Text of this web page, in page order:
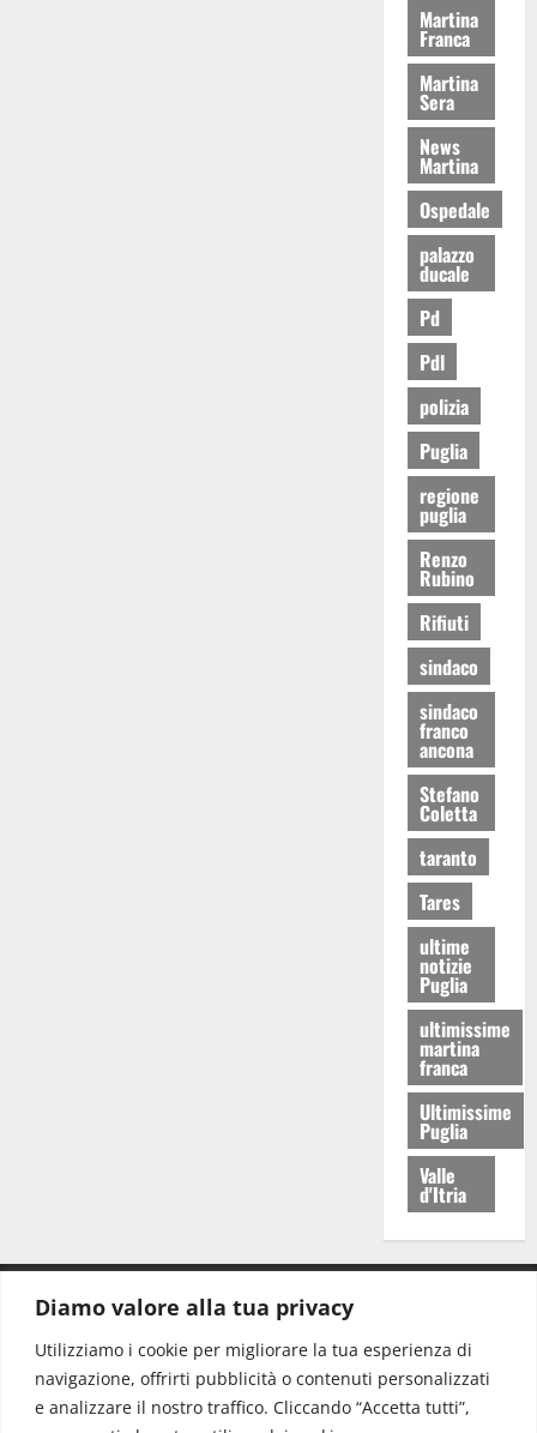
Diamo valore alla tua privacy
Utilizziamo i cookie per migliorare la tua esperienza di
navigazione, offrirti pubblicità o contenuti personalizzati
e analizzare il nostro traffico. Cliccando “Accetta tutti”,
Martina
Franca
Martina
Sera
News
Martina
Ospedale
palazzo
ducale
Pd
Pdl
polizia
Puglia
regione
puglia
Renzo
Rubino
Rifiuti
sindaco
sindaco
franco
ancona
Stefano
Coletta
taranto
Tares
ultime
notizie
Puglia
ultimissime
martina
franca
Ultimissime
Puglia
Valle
d'Itria
Redazione: redazione@www.martinasera.it
Direttore:direttore@www.martinasera.it